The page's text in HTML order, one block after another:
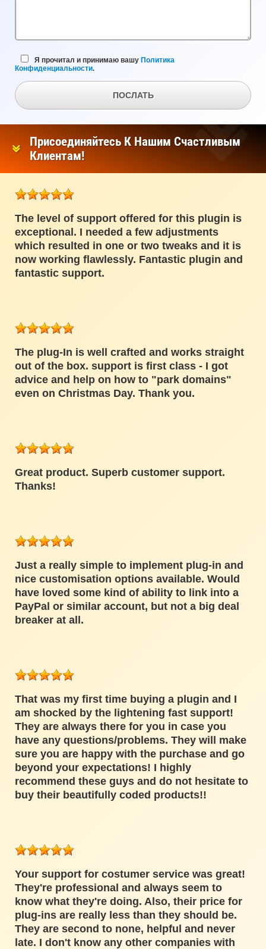
Я прочитал и принимаю вашу Политика
Конфиденциальности.
ПОСЛАТЬ
Присоединяйтесь К Нашим Счастливым
Клиентам!
The level of support offered for this plugin is
exceptional. I needed a few adjustments
which resulted in one or two tweaks and it is
now working flawlessly. Fantastic plugin and
fantastic support.
The plug-In is well crafted and works straight
out of the box. support is first class - I got
advice and help on how to "park domains"
even on Christmas Day. Thank you.
Great product. Superb customer support.
Thanks!
Just a really simple to implement plug-in and
nice customisation options available. Would
have loved some kind of ability to link into a
PayPal or similar account, but not a big deal
breaker at all.
That was my first time buying a plugin and I
am shocked by the lightening fast support!
They are always there for you in case you
have any questions/problems. They will make
sure you are happy with the purchase and go
beyond your expectations! I highly
recommend these guys and do not hesitate to
buy their beautifully coded products!!
Your support for costumer service was great!
They're professional and always seem to
know what they're doing. Also, their price for
plug-ins are really less than they should be.
They are second to none, helpful and never
late. I don't know any other companies with